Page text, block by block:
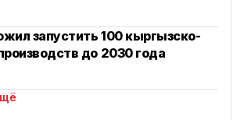
запустить 100 кыргызско-
до 2030 года